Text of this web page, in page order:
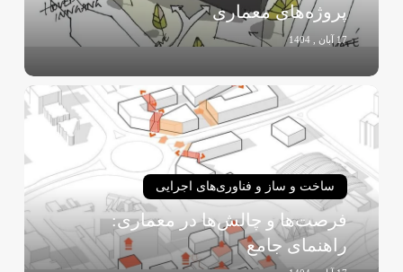
پروژه‌های معماری
17 آبان , 1404
فرصت‌ها
و
معماری:
راهنمای
جامع
ساخت و ساز و فناوری‌های اجرایی
فرصت‌ها و چالش‌ها در معماری:
راهنمای جامع